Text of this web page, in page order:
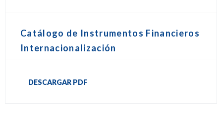
Catálogo de Instrumentos Financieros
Internacionalización
DESCARGAR PDF